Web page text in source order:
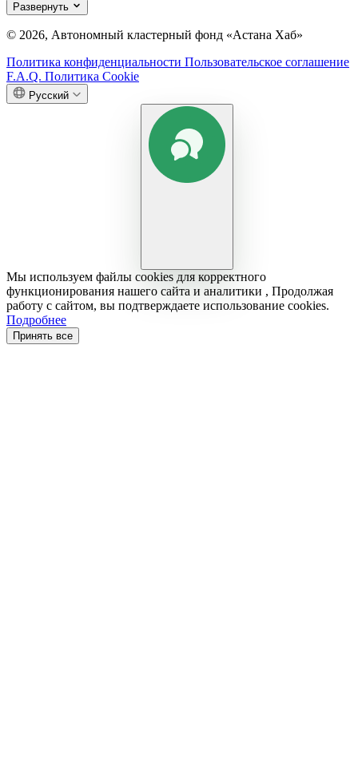
Развернуть
© 2026, Автономный кластерный фонд «Астана Хаб»
Политика конфиденциальности Пользовательское соглашение
F.A.Q. Политика Cookie
Русский
Мы используем файлы cookies для корректного
функционирования нашего сайта и аналитики , Продолжая
работу с сайтом, вы подтверждаете использование cookies.
Подробнее
Принять все